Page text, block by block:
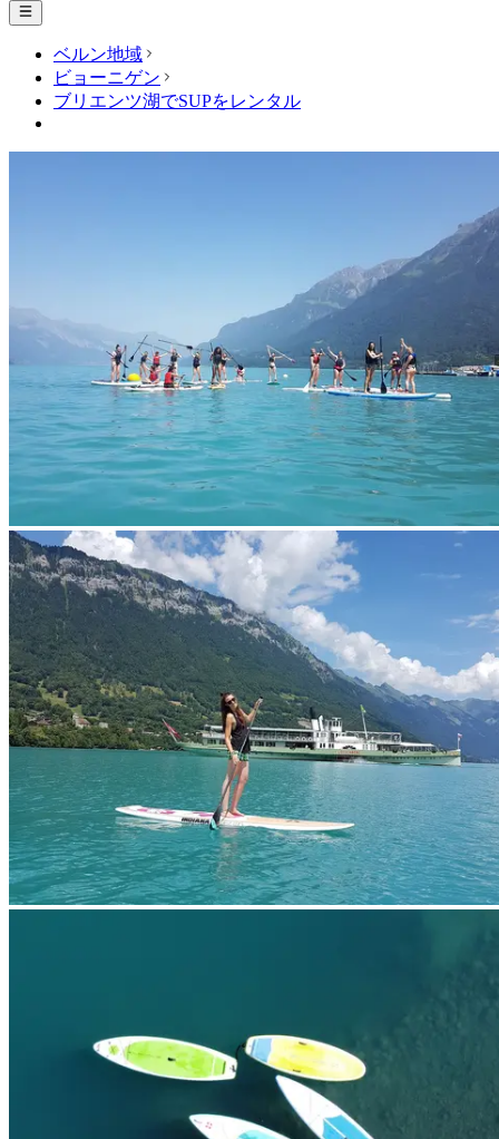
ベルン地域
ビョーニゲン
ブリエンツ湖でSUPをレンタル